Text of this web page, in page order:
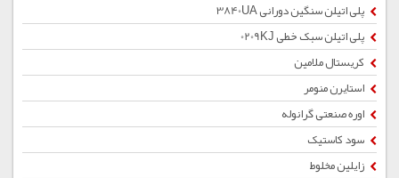
پلی اتیلن سنگین دورانی 3840UA
پلی اتیلن سبک خطی 0209KJ
کریستال ملامین
استایرن منومر
اوره صنعتی گرانوله
سود کاستیک
زایلین مخلوط